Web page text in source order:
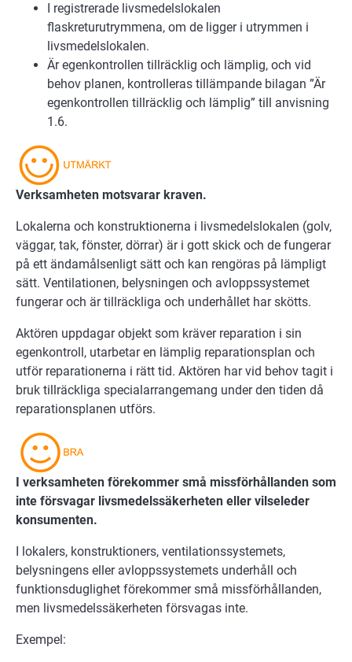
I registrerade livsmedelslokalen
flaskreturutrymmena, om de ligger i utrymmen i
livsmedelslokalen.
Är egenkontrollen tillräcklig och lämplig, och vid
behov planen, kontrolleras tillämpande bilagan ”Är
egenkontrollen tillräcklig och lämplig” till anvisning
1.6.
Verksamheten motsvarar kraven.
Lokalerna och konstruktionerna i livsmedelslokalen (golv,
väggar, tak, fönster, dörrar) är i gott skick och de fungerar
på ett ändamålsenligt sätt och kan rengöras på lämpligt
sätt. Ventilationen, belysningen och avloppssystemet
fungerar och är tillräckliga och underhållet har skötts.
Aktören uppdagar objekt som kräver reparation i sin
egenkontroll, utarbetar en lämplig reparationsplan och
utför reparationerna i rätt tid. Aktören har vid behov tagit i
bruk tillräckliga specialarrangemang under den tiden då
reparationsplanen utförs.
I verksamheten förekommer små missförhållanden som
inte försvagar livsmedelssäkerheten eller vilseleder
konsumenten.
I lokalers, konstruktioners, ventilationssystemets,
belysningens eller avloppssystemets underhåll och
funktionsduglighet förekommer små missförhållanden,
men livsmedelssäkerheten försvagas inte.
Exempel: